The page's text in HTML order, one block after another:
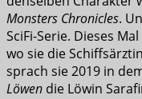
Monsters Chronicles.
SciFi-Serie. Dieses
wo sie die
sprach sie 2019 in
Löwen die Löwin